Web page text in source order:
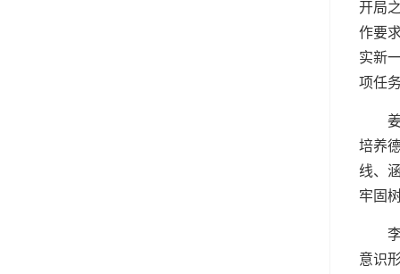
开局
作要
实新
项任
培养
线、
牢固
意识